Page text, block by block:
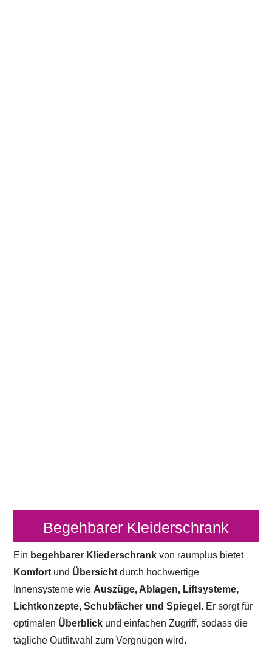
Begehbarer Kleiderschrank
Ein begehbarer Kliederschrankvon raumplus bietet
Komfort und Übersicht durch hochwertige
Innensysteme wie Auszüge, Ablagen, Liftsysteme,
Lichtkonzepte, Schubfächer und Spiegel . Er sorgt für
optimalen Überblick und einfachen Zugriff, sodass die
tägliche Outfitwahl zum Vergnügen wird.